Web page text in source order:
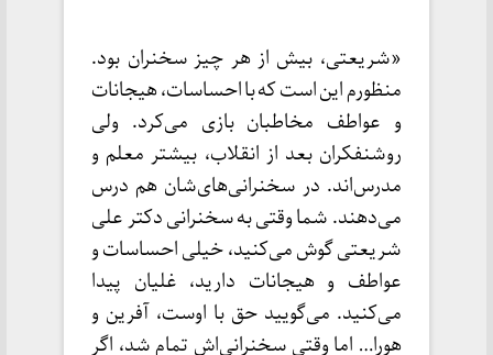
«شریعتی، بیش از هر چیز سخنران بود.
منظورم این است که با احساسات، هیجانات
و عواطف مخاطبان بازی می‌کرد. ولی
روشنفکران بعد از انقلاب، بیشتر معلم و
مدرس‌اند. در سخنرانی‌ها‌ی‌شان هم درس
می‌دهند. شما وقتی به سخنرانی دکتر علی
شریعتی گوش می‌کنید، خیلی احساسات و
عواطف و هیجانات دارید، غلیان پیدا
می‌کنید. می‌گویید حق با اوست، آفرین و
هورا… اما وقتی سخنرانی‌اش تمام شد، اگر